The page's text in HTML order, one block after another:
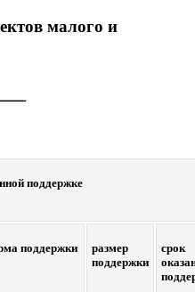
малого и
поддержке
поддержки
размер
поддержки
срок